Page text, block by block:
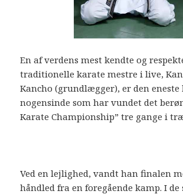
En af verdens mest kendte og
traditionelle karate mestre i live,
Kancho (grundlægger), er den eneste
nogensinde som har vundet det
Karate Championship” tre gange i
Ved en lejlighed, vandt han finalen
håndled fra en foregående kamp. I de